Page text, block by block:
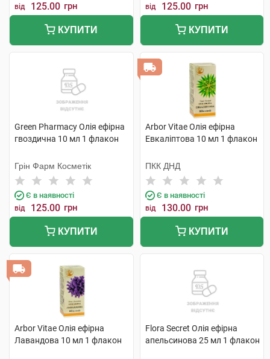
від 125.00 грн
КУПИТИ
від 125.00 грн
КУПИТИ
Green Pharmacy Олія ефірна
гвоздична 10 мл 1 флакон
Грін Фарм Косметік
Є в наявності
від 125.00 грн
КУПИТИ
Arbor Vitae Олія ефірна
Евкаліптова 10 мл 1 флакон
ПКК ДНД
Є в наявності
від 130.00 грн
КУПИТИ
Arbor Vitae Олія ефірна
Лавандова 10 мл 1 флакон
Flora Secret Олія ефірна
апельсинова 25 мл 1 флакон